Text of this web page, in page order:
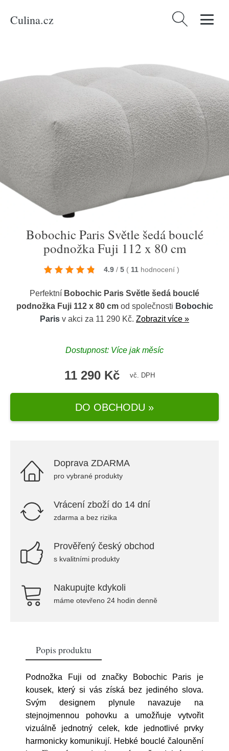
Culina.cz Vyhledávání
Bobochic Paris Světle šedá bouclé
podnožka Fuji 112 x 80 cm
4.9 / 5 ( 11 hodnocení )
Perfektní Bobochic Paris Světle šedá bouclé
podnožka Fuji 112 x 80 cmod společnosti Bobochic
Paris v akci za 11 290 Kč. Zobrazit více »
Dostupnost: Více jak měsíc
11 290 Kč vč. DPH
DO OBCHODU »
Doprava ZDARMA
pro vybrané produkty
Vrácení zboží do 14 dní
zdarma a bez rizika
Prověřený český obchod
s kvalitními produkty
Nakupujte kdykoli
máme otevřeno 24 hodin denně
Popis produktu
Podnožka Fuji od značky Bobochic Paris je
kousek, který si vás získá bez jediného slova.
Svým designem plynule navazuje na
stejnojmennou pohovku a umožňuje vytvořit
vizuálně jednotný celek, kde jednotlivé prvky
harmonicky komunikují. Hebké bouclé čalounění